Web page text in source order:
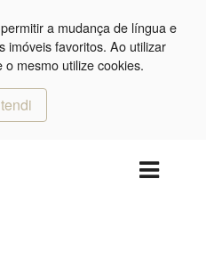
a mudança de língua e
imóveis favoritos. Ao utilizar
mesmo utilize cookies.